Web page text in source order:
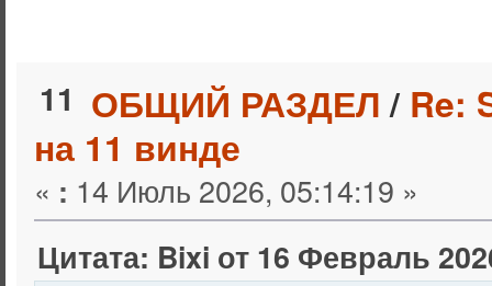
11 ОБЩИЙ РАЗДЕЛ/ Re:
на 11 винде
« : 14 Июль 2026, 05:14:19 »
Цитата: Bixi от 16 Февраль